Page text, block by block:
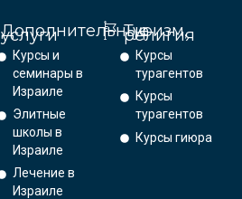
Дополнительные
услуги
Курсы и
семинары в
Израиле
Элитные
школы в
Израиле
Лечение в
Израиле
Туризм,
религия
Курсы
турагентов
Курсы
турагентов
Курсы гиюра